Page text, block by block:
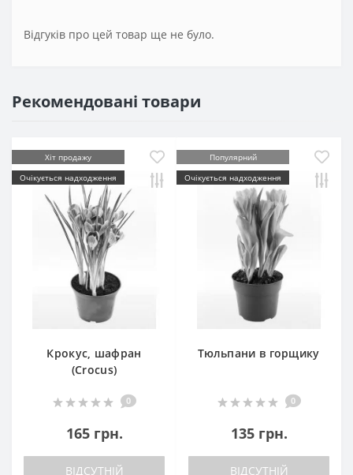
Відгуків про цей товар ще не було.
Рекомендовані товари
Хіт продажу
Очікується надходження
Крокус, шафран
(Crocus)
0
165 грн.
ВІДСУТНІЙ
Популярний
Очікується надходження
Тюльпани в горщику
0
135 грн.
ВІДСУТНІЙ